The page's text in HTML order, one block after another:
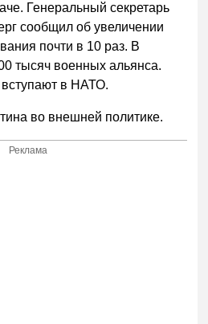
Генеральный секретарь
сообщил об увеличении
почти в 10 раз. В
тысяч военных альянса.
в НАТО.
во внешней политике.
Реклама